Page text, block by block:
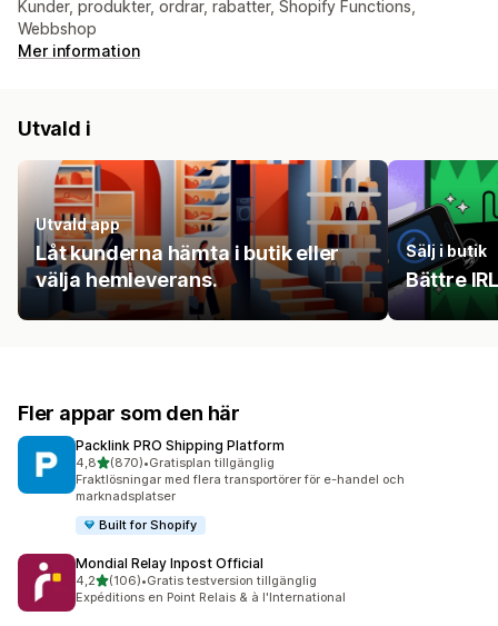
Kunder, produkter, ordrar, rabatter, Shopify Functions,
Webbshop
Mer information
Utvald i
Utvald app
Låt kunderna hämta i butik eller
välja hemleverans.
Sälj i butik
Bättre
Fler appar som den här
Packlink PRO Shipping Platform
4,8av 5 stjärnor
(870)
870 recensioner totalt
•Gratisplan tillgänglig
Fraktlösningar med flera transportörer för e-handel och
marknadsplatser
Built for Shopify
Mondial Relay Inpost Official
4,2av 5 stjärnor
(106)
106 recensioner totalt
•Gratis testversion tillgänglig
Expéditions en Point Relais & à l'International